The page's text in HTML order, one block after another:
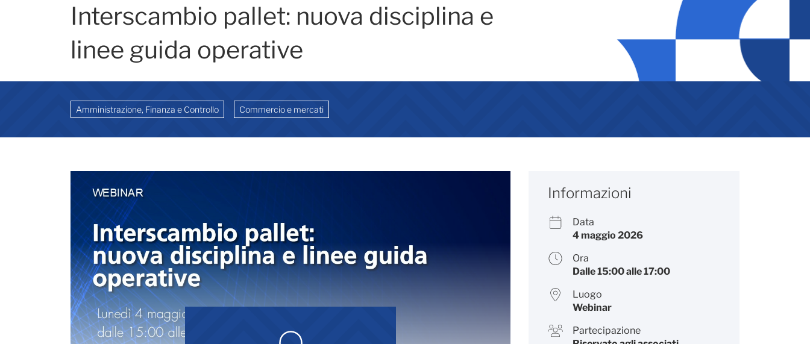
Interscambio pallet: nuova disciplina e
linee guida operative
Amministrazione, Finanza e Controllo Commercio e mercati
Informazioni
Data
4 maggio 2026
Ora
Dalle 15:00 alle 17:00
Luogo
Webinar
Partecipazione